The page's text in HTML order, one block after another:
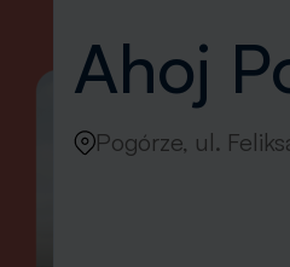
Ahoj
Pogórze, ul.